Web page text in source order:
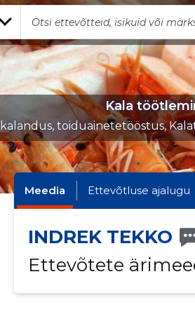
Kala
kalandus, toiduainetetööstus,
Meedia Ettevõtluse ajalugu
INDREK TEKKO
Ettevõtete